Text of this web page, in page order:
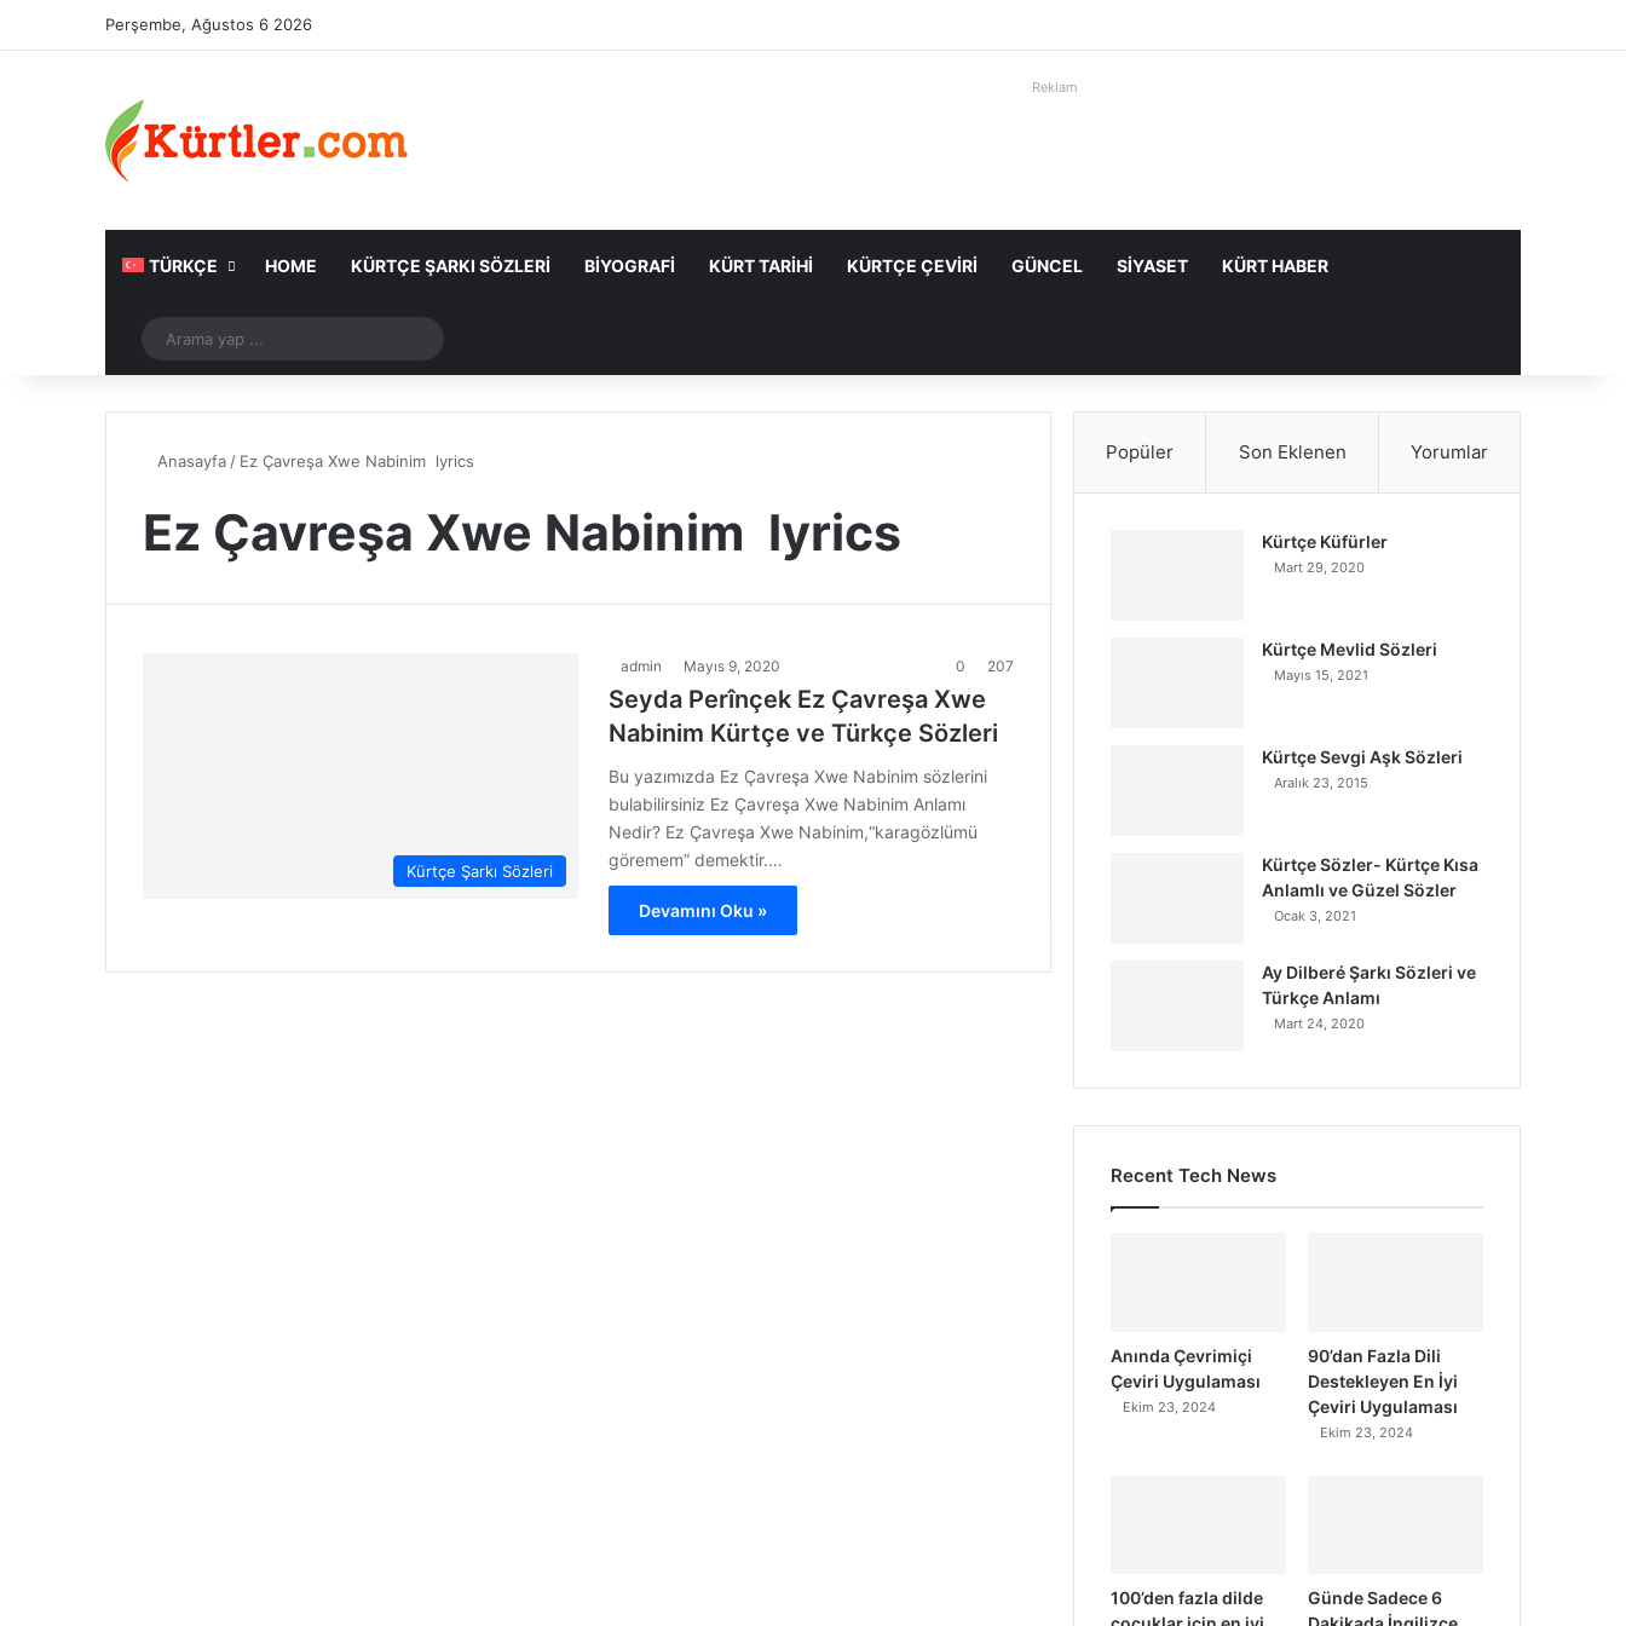
Perşembe, Ağustos 6 2026
Reklam
TÜRKÇE HOME KÜRTÇE ŞARKI SÖZLERI BIYOGRAFI KÜRT TARIHI KÜRTÇE ÇEVIRI GÜNCEL SIYASET KÜRT HABER
Rastgele Makale
yap
Anasayfa / Ez Çavreşa Xwe Nabinim lyrics
Ez Çavreşa Xwe Nabinim lyrics
Kürtçe Şarkı Sözleri
admin Mayıs 9, 2020 0 207
Seyda Perînçek Ez Çavreşa Xwe
Nabinim Kürtçe ve Türkçe Sözleri
Bu yazımızda Ez Çavreşa Xwe Nabinim sözlerini
bulabilirsiniz Ez Çavreşa Xwe Nabinim Anlamı
Nedir? Ez Çavreşa Xwe Nabinim,“karagözlümü
göremem” demektir.…
Devamını Oku »
Popüler Son Eklenen Yorumlar
Kürtçe Küfürler
Mart 29, 2020
Kürtçe Mevlid Sözleri
Mayıs 15, 2021
Kürtçe Sevgi Aşk Sözleri
Aralık 23, 2015
Kürtçe Sözler- Kürtçe Kısa
Anlamlı ve Güzel Sözler
Ocak 3, 2021
Ay Dilberé Şarkı Sözleri ve
Türkçe Anlamı
Mart 24, 2020
Recent Tech News
Anında Çevrimiçi
Çeviri Uygulaması
Ekim 23, 2024
90’dan Fazla Dili
Destekleyen En İyi
Çeviri Uygulaması
Ekim 23, 2024
100’den fazla dilde
Günde Sadece 6